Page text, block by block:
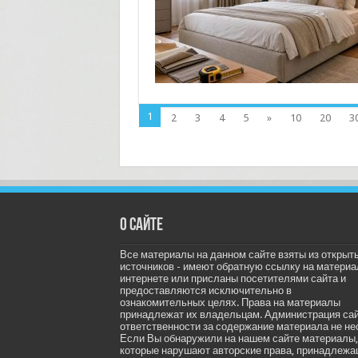
1 2 3 4 5 » 10 20
О сайте
Все материалы на данном сайте взяты из
источников - имеют обратную ссылку на
интернете или присланы посетителями сайта и
предоставляются исключительно в
ознакомительных целях. Права на материалы
принадлежат их владельцам. Администрация
ответственности за содержание материала не
Если Вы обнаружили на нашем сайте материалы,
которые нарушают авторские права,